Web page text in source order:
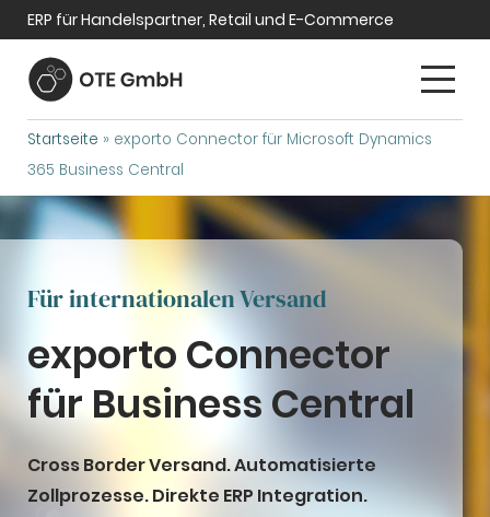
ERP für Handelspartner, Retail und E-Commerce
Startseite » exporto Connector für Microsoft Dynamics
365 Business Central
Für internationalen Versand
exporto Connector
für Business Central
Cross Border Versand. Automatisierte
Zollprozesse. Direkte ERP Integration.